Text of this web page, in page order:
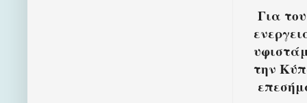
Για
την